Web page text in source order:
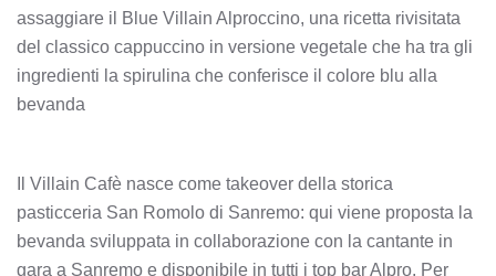
assaggiare il Blue Villain Alproccino, una ricetta rivisitata
del classico cappuccino in versione vegetale che ha tra gli
ingredienti la spirulina che conferisce il colore blu alla
bevanda
Il Villain Cafè nasce come takeover della storica
pasticceria San Romolo di Sanremo: qui viene proposta la
bevanda sviluppata in collaborazione con la cantante in
gara a Sanremo e disponibile in tutti i top bar Alpro. Per